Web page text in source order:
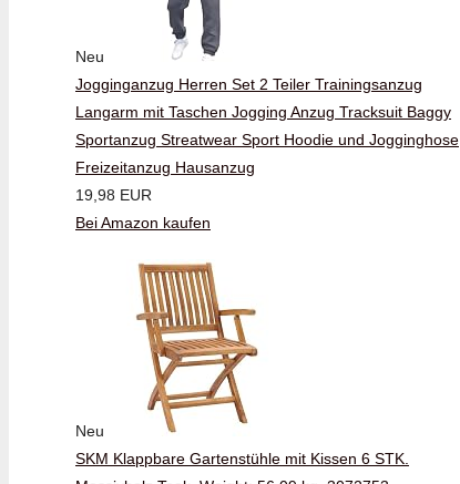
Neu
Jogginganzug Herren Set 2 Teiler Trainingsanzug
Langarm mit Taschen Jogging Anzug Tracksuit Baggy
Sportanzug Streatwear Sport Hoodie und Jogginghose
Freizeitanzug Hausanzug
19,98 EUR
Bei Amazon kaufen
Neu
SKM Klappbare Gartenstühle mit Kissen 6 STK.